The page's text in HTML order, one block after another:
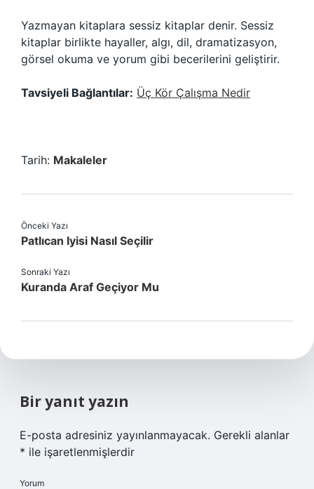
Yazmayan kitaplara sessiz kitaplar denir. Sessiz
kitaplar birlikte hayaller, algı, dil, dramatizasyon,
görsel okuma ve yorum gibi becerilerini geliştirir.
Tavsiyeli Bağlantılar: Üç Kör Çalışma Nedir
Tarih: Makaleler
Önceki Yazı
Patlıcan Iyisi Nasıl Seçilir
Sonraki Yazı
Kuranda Araf Geçiyor Mu
Bir yanıt yazın
E-posta adresiniz yayınlanmayacak. Gerekli alanlar
* ile işaretlenmişlerdir
Yorum